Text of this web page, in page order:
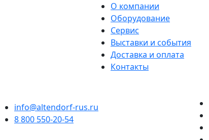
О компании
Оборудование
Сервис
Выставки и события
Доставка и оплата
Контакты
info@altendorf-rus.ru
8 800 550-20-54